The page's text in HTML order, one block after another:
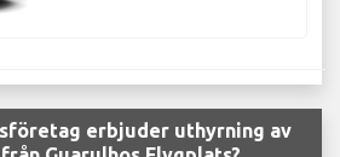
erbjuder uthyrning av